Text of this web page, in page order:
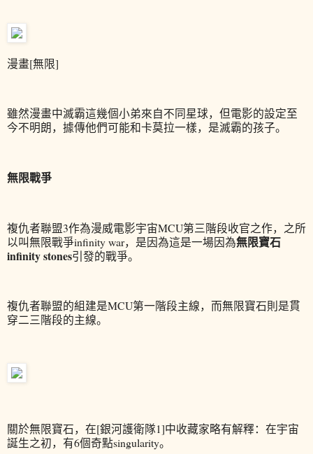
漫畫[無限]
雖然漫畫中滅霸這幾個小弟來自不同星球，但電影的設定至
今不明朗，據傳他們可能和卡莫拉一樣，是滅霸的孩子。
無限戰爭
複仇者聯盟3作為漫威電影宇宙MCU第三階段收官之作，之所
以叫無限戰爭infinity war，是因為這是一場因為無限寶石
infinity stones引發的戰爭。
複仇者聯盟的組建是MCU第一階段主線，而無限寶石則是貫
穿二三階段的主線。
關於無限寶石，在[銀河護衛隊1]中收藏家略有解釋：在宇宙
誕生之初，有6個奇點singularity。